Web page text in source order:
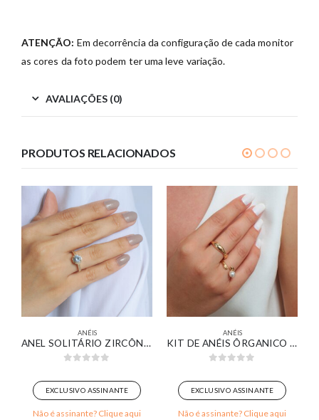
ATENÇÃO: Em decorrência da configuração de cada monitor
as cores da foto podem ter uma leve variação.
AVALIAÇÕES (0)
PRODUTOS RELACIONADOS
ANÉIS
ANEL SOLITÁRIO ZIRCÔNIA REDONDA CRISTAL DETALHES CRAVEJADO BANHADO EM OURO 18K
EXCLUSIVO ASSINANTE
Não é assinante? Clique aqui
ANÉIS
KIT DE ANÉIS ÔRGANICO LISO UM COM DETALHE DE PÉROLA BANHADO EM OURO 18K
EXCLUSIVO ASSINANTE
Não é assinante? Clique aqui